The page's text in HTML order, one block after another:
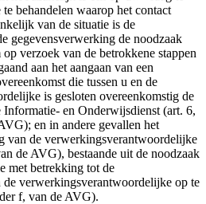
behandelen waarop het contact
van de situatie is de
gegevensverwerking de noodzaak
verzoek van de betrokkene stappen
aan het aangaan van een
die tussen u en de
is gesloten overeenkomstig de
en Onderwijsdienst (art. 6,
en in andere gevallen het
van de verwerkingsverantwoordelijke
de AVG), bestaande uit de noodzaak
met betrekking tot de
verwerkingsverantwoordelijke op te
f, van de AVG).